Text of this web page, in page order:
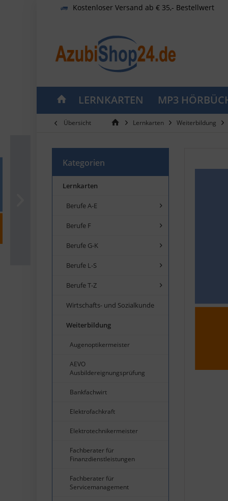
Kostenloser Versand ab € 35,- Bestellwert
LERNKARTEN MP3
Übersicht Lernkarten Weiterbildung
Kategorien
Lernkarten
Berufe A-E
Berufe F
Berufe G-K
Berufe L-S
Berufe T-Z
Wirtschafts- und Sozialkunde
Weiterbildung
Augenoptikermeister
AEVO
Ausbildereignungsprüfung
Bankfachwirt
Elektrofachkraft
Elektrotechnikermeister
Fachberater für
Finanzdienstleistungen
Fachberater für
Servicemanagement